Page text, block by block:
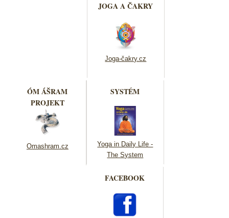
JOGA A ČAKRY
Joga-čakry.cz
ÓM ÁŠRAM
PROJEKT
Omashram.cz
SYSTÉM
Yoga in Daily Life -
The System
FACEBOOK